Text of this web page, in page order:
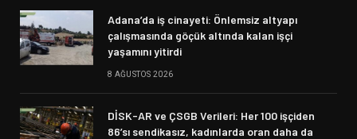
Adana’da iş cinayeti: Önlemsiz altyapı
çalışmasında göçük altında kalan işçi
yaşamını yitirdi
8 AĞUSTOS 2026
DİSK-AR ve ÇSGB Verileri: Her 100 işçiden
86’sı sendikasız, kadınlarda oran daha da